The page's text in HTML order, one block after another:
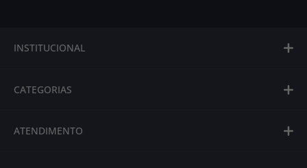
INSTITUCIONAL
CATEGORIAS
ATENDIMENTO